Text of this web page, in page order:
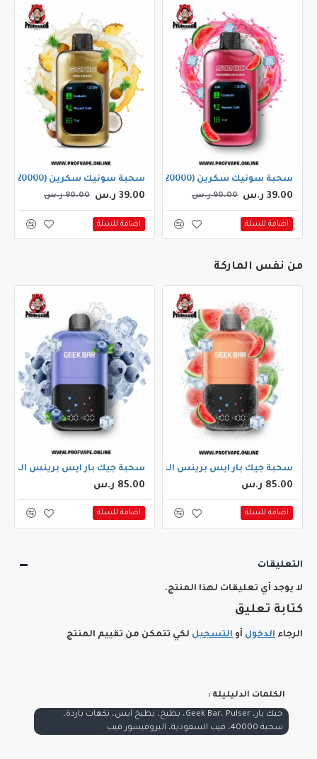
سحبة سونيك سكرين (20000 سحبة) بطيخ سلاش
39.00 ر.س 90.00 ر.س
اضافة للسلة
سحبة سونيك سكرين (20000 سحبة) بينا كولادا
39.00 ر.س 90.00 ر.س
اضافة للسلة
من نفس الماركة
سحبة جيك بار ايس برينس الجاهزة (50000 سحبة) بطيخ ايس
85.00 ر.س
اضافة للسلة
سحبة جيك بار ايس برينس الجاهزة (50000 سحبة) بلو
85.00 ر.س
اضافة للسلة
التعليقات
لا يوجد أي تعليقات لهذا المنتج.
كتابة تعليق
الرجاء الدخول أو التسجيل لكي تتمكن من تقييم المنتج
الكلمات الدليليلة :
جيك بار، Geek Bar، Pulser، بطيخ، بطيخ آيس، نكهات باردة،
سحبة 40000، فيب السعودية، البروفيسور فيب